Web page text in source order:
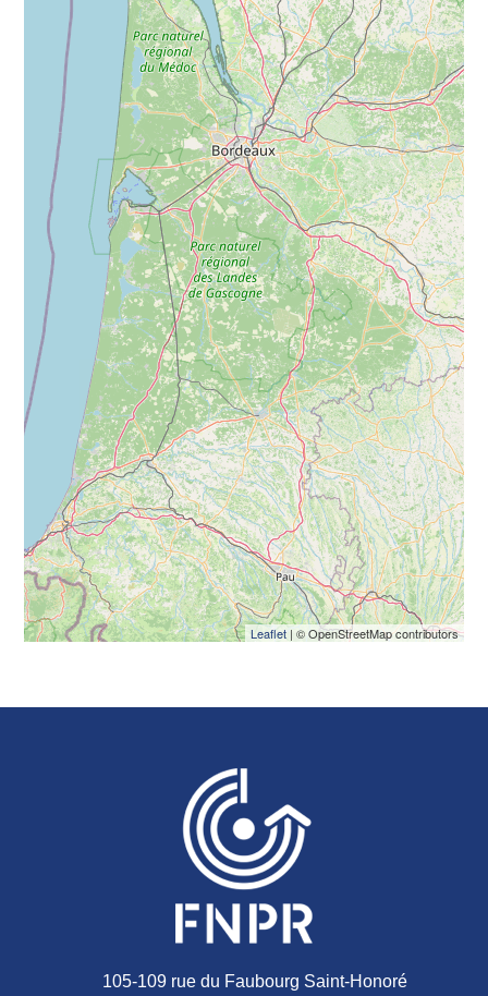
Leaflet| © OpenStreetMap contributors
105-109 rue du Faubourg Saint-Honoré